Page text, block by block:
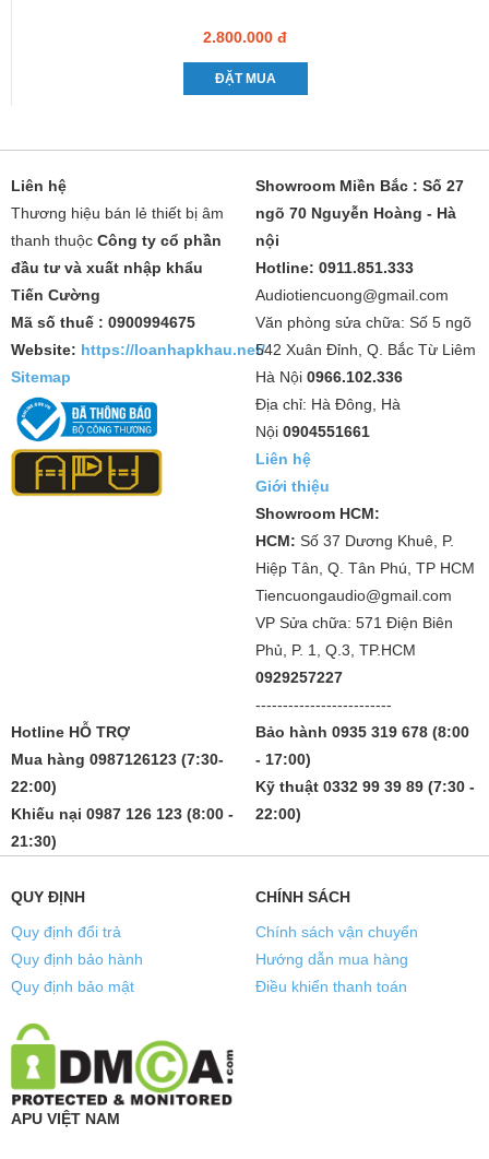
2.800.000 đ
ĐẶT MUA
Liên hệ
Thương hiệu bán lẻ thiết bị âm
thanh thuộc Công ty cổ phần
đầu tư và xuất nhập khẩu
Tiến Cường
Mã số thuế : 0900994675
Website: https://loanhapkhau.net/
Sitemap
Showroom Miền Bắc : Số 27
ngõ 70 Nguyễn Hoàng - Hà
nội
Hotline: 0911.851.333
Audiotiencuong@gmail.com
Văn phòng sửa chữa: Số 5 ngõ
542 Xuân Đỉnh, Q. Bắc Từ Liêm
Hà Nội 0966.102.336
Địa chỉ: Hà Đông, Hà
Nội 0904551661
Liên hệ
Giới thiệu
Showroom HCM:
HCM: Số 37 Dương Khuê, P.
Hiệp Tân, Q. Tân Phú, TP HCM
Tiencuongaudio@gmail.com
VP Sửa chữa: 571 Điện Biên
Phủ, P. 1, Q.3, TP.HCM
0929257227
-------------------------
Hotline HỖ TRỢ
Mua hàng 0987126123 (7:30-
22:00)
Khiếu nại 0987 126 123 (8:00 -
21:30)
Bảo hành 0935 319 678 (8:00
- 17:00)
Kỹ thuật 0332 99 39 89 (7:30 -
22:00)
QUY ĐỊNH
Quy định đổi trả
Quy định bảo hành
Quy định bảo mật
CHÍNH SÁCH
Chính sách vận chuyển
Hướng dẫn mua hàng
Điều khiển thanh toán
APU VIỆT NAM